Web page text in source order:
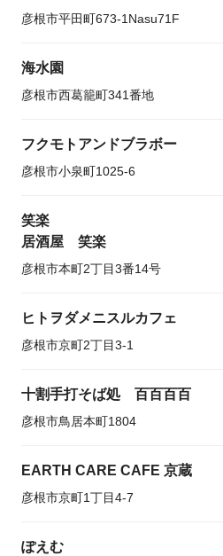
彦根市平田町673-1Nasu71F
海水園
彦根市西葛籠町341番地
フクモトアンドブラボー
彦根市小泉町1025-6
笑楽
居酒屋 笑楽
彦根市本町2丁目3番14号
ヒトヲダメニスルカフェ
彦根市京町2丁目3-1
十割手打そば処 百百百百
彦根市鳥居本町1804
EARTH CARE CAFE 京蔵
彦根市京町1丁目4-7
ぽえむ